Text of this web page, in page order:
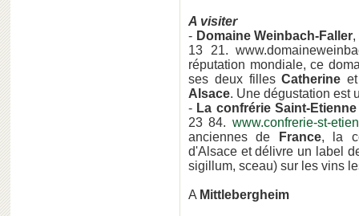
A visiter
- Domaine Weinbach-Faller
13 21.
réputation mondiale, ce
ses deux fillesCatherine
Alsace. Une dégustation est
- La confrérie Saint-
23 84. www.confrerie-st-
anciennes de
France, la
d'Alsace et délivre un label
sigillum, sceau) sur les vins
A Mittlebergheim